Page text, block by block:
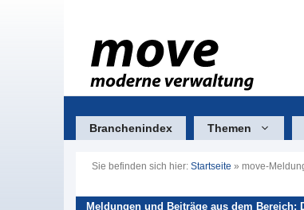
Branchenindex Themen
Sie befinden sich hier: Startseite » move-
Meldungen und Beiträge aus dem Bereich: